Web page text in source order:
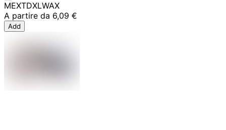
MEXTDXLWAX
A partire da 6,09 €
Add